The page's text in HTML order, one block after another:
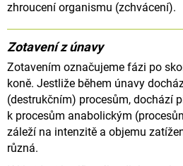
zhroucení organismu (zchvácení).
Zotavení z únavy
Zotavením označujeme fázi po
koně. Jestliže během únavy
(destrukčním) procesům, dochází
k procesům anabolickým
záleží na intenzitě a objemu
různá.